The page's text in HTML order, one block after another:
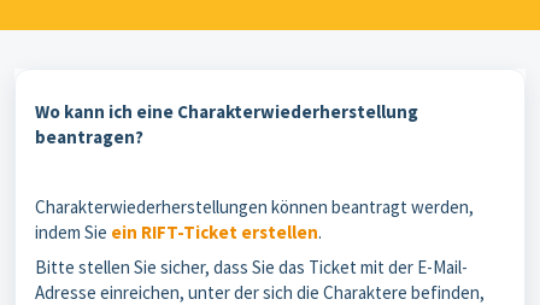
Wo kann ich eine Charakterwiederherstellung
beantragen?
Charakterwiederherstellungen können beantragt werden,
indem Sie ein RIFT-Ticket erstellen.
Bitte stellen Sie sicher, dass Sie das Ticket mit der E-Mail-
Adresse einreichen, unter der sich die Charaktere befinden,